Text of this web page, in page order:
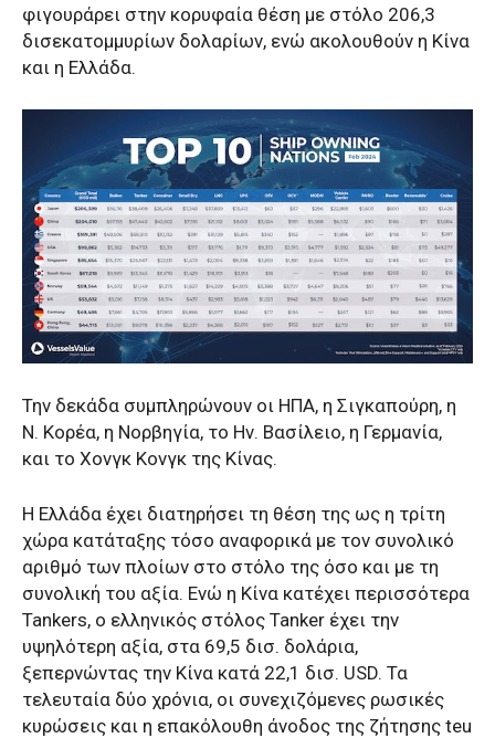
φιγουράρει στην κορυφαία θέση με στόλο 206,3
δισεκατομμυρίων δολαρίων, ενώ ακολουθούν η Κίνα
και η Ελλάδα.
Την δεκάδα συμπληρώνουν οι ΗΠΑ, η Σιγκαπούρη, η
Ν. Κορέα, η Νορβηγία, το Ην. Βασίλειο, η Γερμανία,
και το Χονγκ Κονγκ της Κίνας.
Η Ελλάδα έχει διατηρήσει τη θέση της ως η τρίτη
χώρα κατάταξης τόσο αναφορικά με τον συνολικό
αριθμό των πλοίων στο στόλο της όσο και με τη
συνολική του αξία. Ενώ η Κίνα κατέχει περισσότερα
Tankers, ο ελληνικός στόλος Tanker έχει την
υψηλότερη αξία, στα 69,5 δισ. δολάρια,
ξεπερνώντας την Κίνα κατά 22,1 δισ. USD. Τα
τελευταία δύο χρόνια, οι συνεχιζόμενες ρωσικές
κυρώσεις και η επακόλουθη άνοδος της ζήτησης teu